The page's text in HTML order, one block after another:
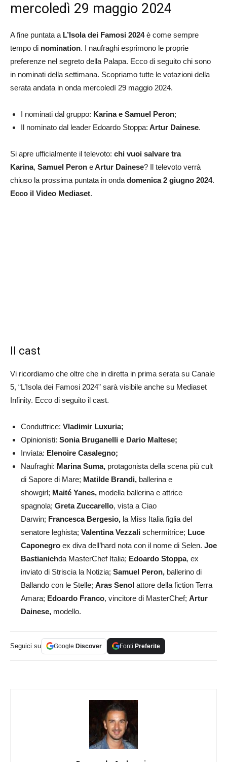
mercoledì 29 maggio 2024
A fine puntata a L’Isola dei Famosi 2024è come sempre
tempo di nomination. I naufraghi esprimono le proprie
preferenze nel segreto della Palapa. Ecco di seguito chi sono
in nominati della settimana. Scopriamo tutte le votazioni della
serata andata in onda mercoledì 29 maggio 2024.
I nominati dal gruppo: Karina e Samuel Peron;
Il nominato dal leader Edoardo Stoppa: Artur Dainese.
Si apre ufficialmente il televoto: chi vuoi salvare tra
Karina, Samuel Peron eArtur Dainese? Il televoto verrà
chiuso la prossima puntata in ondadomenica 2 giugno 2024.
Ecco il Video Mediaset.
Il cast
Vi ricordiamo che oltre che in diretta in prima serata su Canale
5, “L’Isola dei Famosi 2024” sarà visibile anche su Mediaset
Infinity. Ecco di seguito il cast.
Conduttrice: Vladimir Luxuria;
Opinionisti: Sonia Bruganelli e Dario Maltese;
Inviata: Elenoire Casalegno;
Naufraghi: Marina Suma, protagonista della scena più cult
di Sapore di Mare; Matilde Brandi, ballerina e
showgirl; Maité Yanes, modella ballerina e attrice
spagnola; Greta Zuccarello, vista a Ciao
Darwin; Francesca Bergesio, la Miss Italia figlia del
senatore leghista; Valentina Vezzali schermitrice; Luce
Caponegro ex diva dell’hard nota con il nome di Selen. Joe
Bastianichda MasterChef Italia; Edoardo Stoppa, ex
inviato di Striscia la Notizia; Samuel Peron, ballerino di
Ballando con le Stelle; Aras Senol attore della fiction Terra
Amara; Edoardo Franco, vincitore di MasterChef; Artur
Dainese, modello.
Seguici su Google Discover Fonti Preferite